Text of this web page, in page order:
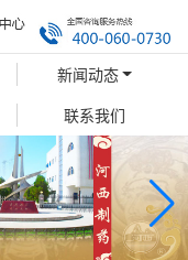
新闻动态
联系我们